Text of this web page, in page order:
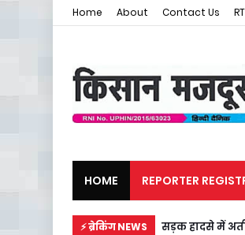
Home About Contact Us
HOME REPORTER
मजदूर समाचार राजनीति
⚡ ब्रेकिंग NEWS सड़क हादसे में